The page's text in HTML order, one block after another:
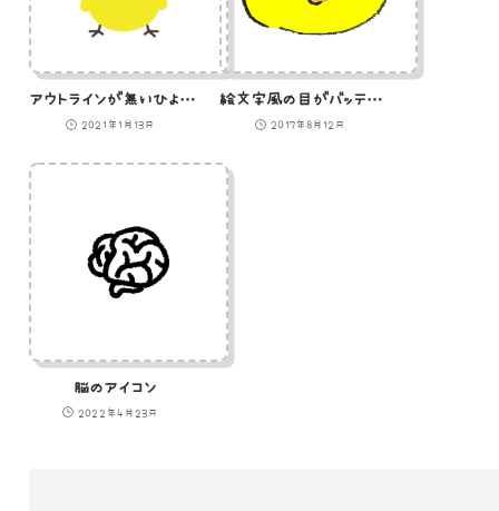
アウトラインが無いひよこのイラスト
2021年1月13日
絵文字風の目がバッテンになっているひよこのイラスト
2017年8月12日
脳のアイコン
2022年4月23日